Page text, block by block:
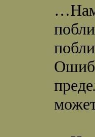
…Нам